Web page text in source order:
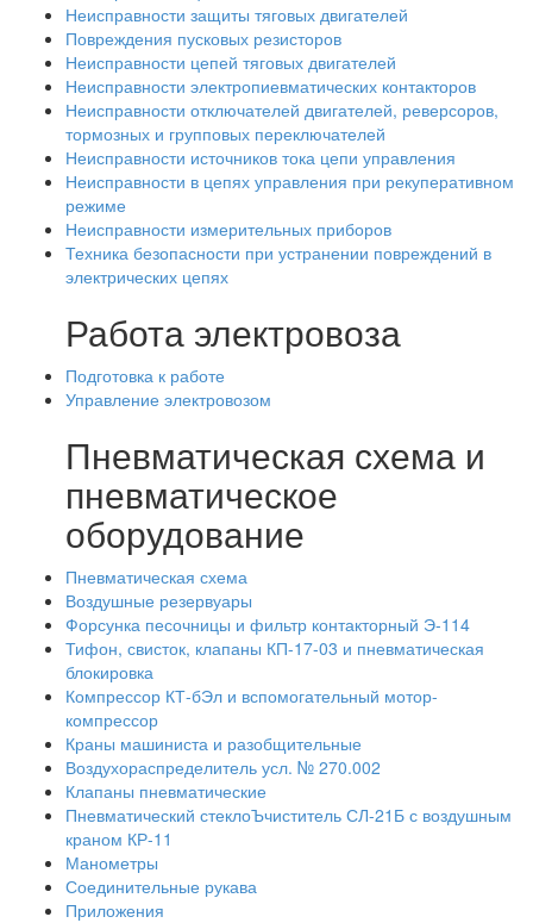
Неисправности защиты тяговых двигателей
Повреждения пусковых резисторов
Неисправности цепей тяговых двигателей
Неисправности электропиевматических контакторов
Неисправности отключателей двигателей, реверсоров,
тормозных и групповых переключателей
Неисправности источников тока цепи управления
Неисправности в цепях управления при рекуперативном
режиме
Неисправности измерительных приборов
Техника безопасности при устранении повреждений в
электрических цепях
Работа электровоза
Подготовка к работе
Управление электровозом
Пневматическая схема и
пневматическое
оборудование
Пневматическая схема
Воздушные резервуары
Форсунка песочницы и фильтр контакторный Э-114
Тифон, свисток, клапаны КП-17-03 и пневматическая
блокировка
Компрессор КТ-бЭл и вспомогательный мотор-
компрессор
Краны машиниста и разобщительные
Воздухораспределитель усл. № 270.002
Клапаны пневматические
Пневматический стеклоЪчиститель СЛ-21Б с воздушным
краном КР-11
Манометры
Соединительные рукава
Приложения